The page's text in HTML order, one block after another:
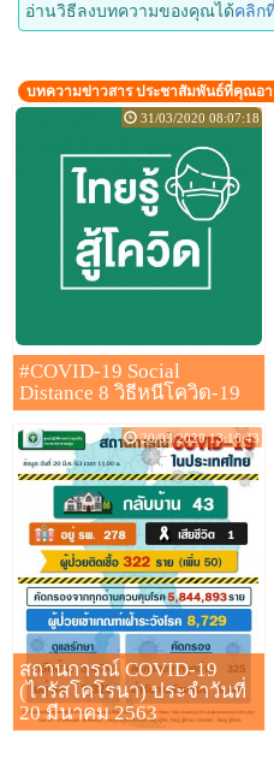
อ่านวิธีลงบทความของคุณได้คลิก
บทความข่าวสาร ประชาสัมพันธ์ที่คุณอา
#COVID-19 Social
Distance 8 วิธีหนีโควิด-19
31/03/2020 08:07:18
สถานการณ์ COVID-19
(ไวรัสโคโรนา) ประจำวันที่
20 มีนาคม 2563
20/03/2020 13:16:43